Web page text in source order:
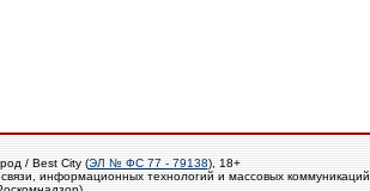
/ Best City (ЭЛ № ФС 77 - 79138), 18+
информационных технологий и массовых коммуникаций